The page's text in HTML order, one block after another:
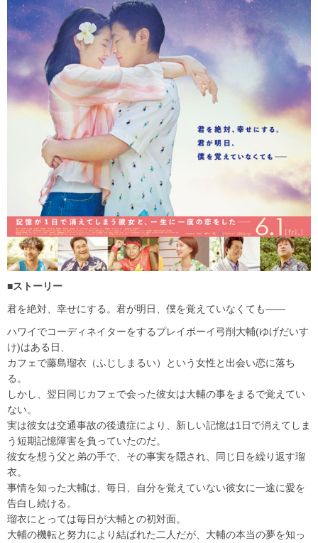
■ストーリー
君を絶対、幸せにする。君が明日、僕を覚えていなくても――
ハワイでコーディネイターをするプレイボーイ弓削大輔(ゆげだいす
け)はある日、
カフェで藤島瑠衣（ふじしまるい）という女性と出会い恋に落ち
る。
しかし、翌日同じカフェで会った彼女は大輔の事をまるで覚えてい
ない。
実は彼女は交通事故の後遺症により、新しい記憶は1日で消えてしま
う短期記憶障害を負っていたのだ。
彼女を想う父と弟の手で、その事実を隠され、同じ日を繰り返す瑠
衣。
事情を知った大輔は、毎日、自分を覚えていない彼女に一途に愛を
告白し続ける。
瑠衣にとっては毎日が大輔との初対面。
大輔の機転と努力により結ばれた二人だが、大輔の本当の夢を知っ